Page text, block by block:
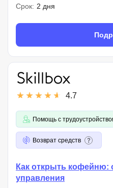
Срок: 2 дня
4.7
Помощь с
Возврат средств
Как открыть кофейню:
управления